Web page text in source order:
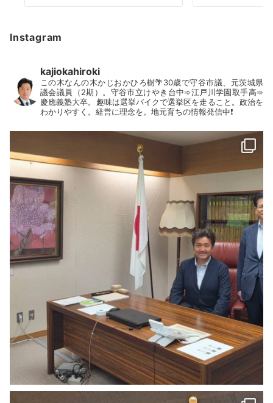
Instagram
kajiokahiroki
この木なんの木かじおかひろ樹🌴30歳で守谷市議、元茨城県
議会議員（2期）。守谷市立けやき台中➾江戸川学園取手高➾
慶應義塾大卒。趣味は選挙バイクで選挙区を走ること。政治を
わかりやすく。経営に理念を。地元育ちの情報発信中❗